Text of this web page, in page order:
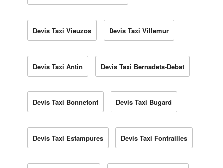
Devis Taxi Vieuzos Devis Taxi Villemur
Devis Taxi Antin Devis Taxi Bernadets-Debat
Devis Taxi Bonnefont Devis Taxi Bugard
Devis Taxi Estampures Devis Taxi Fontrailles